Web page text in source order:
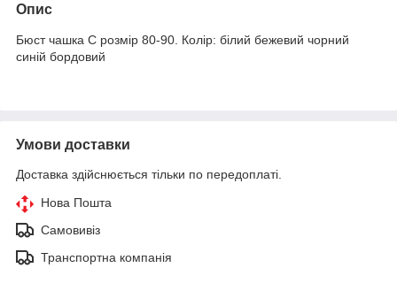
Опис
Бюст чашка С розмір 80-90. Колір: білий бежевий чорний
синій бордовий
Умови доставки
Доставка здійснюється тільки по передоплаті.
Нова Пошта
Самовивіз
Транспортна компанія